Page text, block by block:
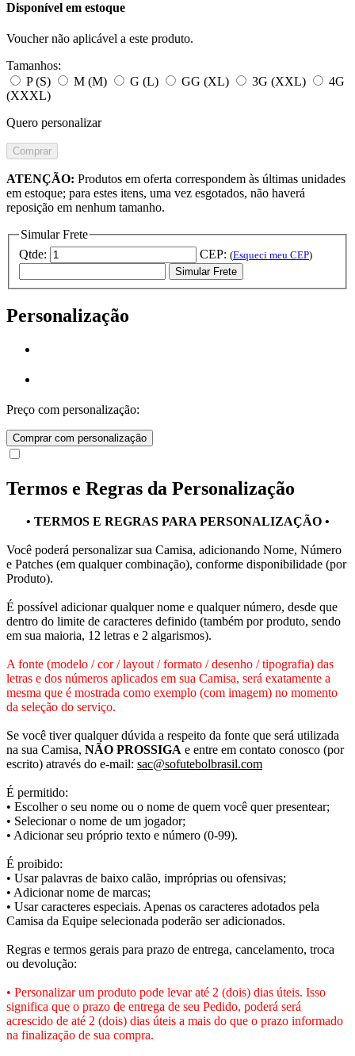
Disponível em estoque
Voucher não aplicável a este produto.
Tamanhos:
P (S)
M (M) G (L) GG (XL) 3G (XXL)
4G
(XXXL)
Quero personalizar
Comprar
ATENÇÃO: Produtos em oferta correspondem às últimas unidades
em estoque; para estes itens, uma vez esgotados, não haverá
reposição em nenhum tamanho.
Simular Frete
Qtde:
CEP: (Esqueci meu CEP)
Simular Frete
Personalização
Preço com personalização:
Comprar com personalização
Termos e Regras da Personalização
• TERMOS E REGRAS PARA PERSONALIZAÇÃO •
Você poderá personalizar sua Camisa, adicionando Nome, Número
e Patches (em qualquer combinação), conforme disponibilidade (por
Produto).
É possível adicionar qualquer nome e qualquer número, desde que
dentro do limite de caracteres definido (também por produto, sendo
em sua maioria, 12 letras e 2 algarismos).
A fonte (modelo / cor / layout / formato / desenho / tipografia) das
letras e dos números aplicados em sua Camisa, será exatamente a
mesma que é mostrada como exemplo (com imagem) no momento
da seleção do serviço.
Se você tiver qualquer dúvida a respeito da fonte que será utilizada
na sua Camisa, NÃO PROSSIGA e entre em contato conosco (por
escrito) através do e-mail: sac@sofutebolbrasil.com
É permitido:
• Escolher o seu nome ou o nome de quem você quer presentear;
• Selecionar o nome de um jogador;
• Adicionar seu próprio texto e número (0-99).
É proibido:
• Usar palavras de baixo calão, impróprias ou ofensivas;
• Adicionar nome de marcas;
• Usar caracteres especiais. Apenas os caracteres adotados pela
Camisa da Equipe selecionada poderão ser adicionados.
Regras e termos gerais para prazo de entrega, cancelamento, troca
ou devolução:
• Personalizar um produto pode levar até 2 (dois) dias úteis. Isso
significa que o prazo de entrega de seu Pedido, poderá será
acrescido de até 2 (dois) dias úteis a mais do que o prazo informado
na finalização de sua compra.